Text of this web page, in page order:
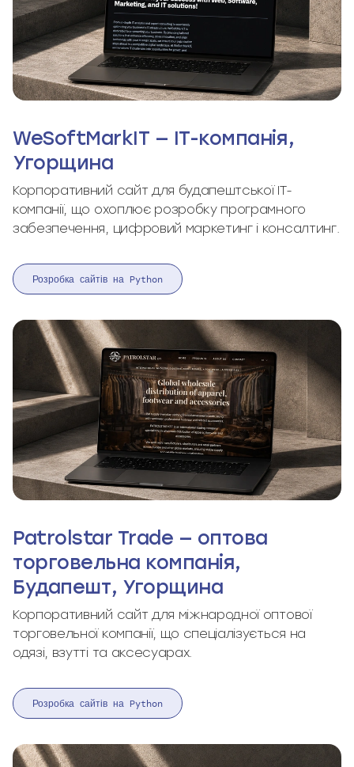
WeSoftMarkIT — IT-компанія,
Угорщина
Корпоративний сайт для будапештської IT-
компанії, що охоплює розробку програмного
забезпечення, цифровий маркетинг і консалтинг.
Розробка сайтів на Python
Patrolstar Trade — оптова
торговельна компанія,
Будапешт, Угорщина
Корпоративний сайт для міжнародної оптової
торговельної компанії, що спеціалізується на
одязі, взутті та аксесуарах.
Розробка сайтів на Python